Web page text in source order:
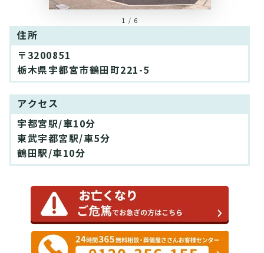
1 / 6
住所
〒3200851
栃木県宇都宮市鶴田町221-5
アクセス
宇都宮駅/車10分
東武宇都宮駅/車5分
鶴田駅/車10分